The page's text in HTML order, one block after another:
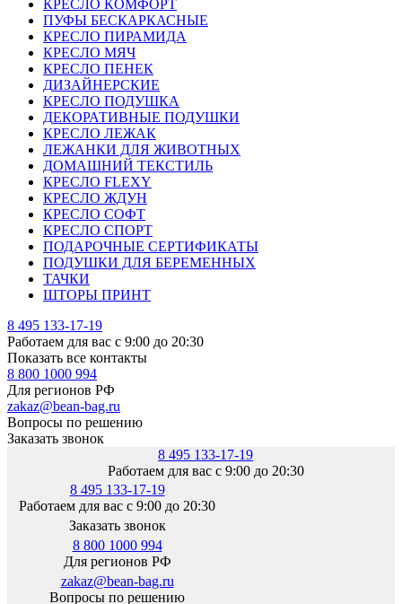
КРЕСЛО КОМФОРТ
ПУФЫ БЕСКАРКАСНЫЕ
КРЕСЛО ПИРАМИДА
КРЕСЛО МЯЧ
КРЕСЛО ПЕНЕК
ДИЗАЙНЕРСКИЕ
КРЕСЛО ПОДУШКА
ДЕКОРАТИВНЫЕ ПОДУШКИ
КРЕСЛО ЛЕЖАК
ЛЕЖАНКИ ДЛЯ ЖИВОТНЫХ
ДОМАШНИЙ ТЕКСТИЛЬ
КРЕСЛО FLEXY
КРЕСЛО ЖДУН
КРЕСЛО СОФТ
КРЕСЛО СПОРТ
ПОДАРОЧНЫЕ СЕРТИФИКАТЫ
ПОДУШКИ ДЛЯ БЕРЕМЕННЫХ
ТАЧКИ
ШТОРЫ ПРИНТ
8 495 133-17-19
Работаем для вас с 9:00 до 20:30
Показать все контакты
8 800 1000 994
Для регионов РФ
zakaz@bean-bag.ru
Вопросы по решению
Заказать звонок
8 495 133-17-19
Работаем для вас с 9:00 до 20:30
8 495 133-17-19
Работаем для вас с 9:00 до 20:30
Заказать звонок
8 800 1000 994
Для регионов РФ
zakaz@bean-bag.ru
Вопросы по решению